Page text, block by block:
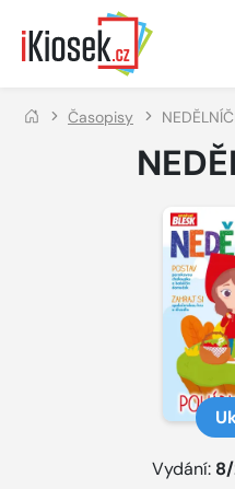
Přejít na hlavní obsah
Časopisy
Vydání: